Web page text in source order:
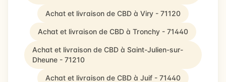
Achat et livraison de CBD à Viry - 71120
Achat et livraison de CBD à Tronchy - 71440
Achat et livraison de CBD à Saint-Julien-sur-
Dheune - 71210
Achat et livraison de CBD à Juif - 71440